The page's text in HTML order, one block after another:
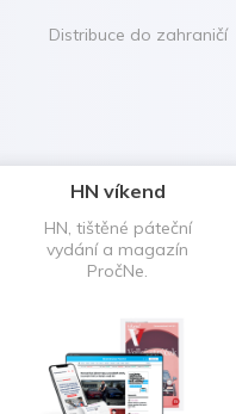
Distribuce do zahraničí
HN víkend
HN, tištěné páteční
vydání a magazín
PročNe.